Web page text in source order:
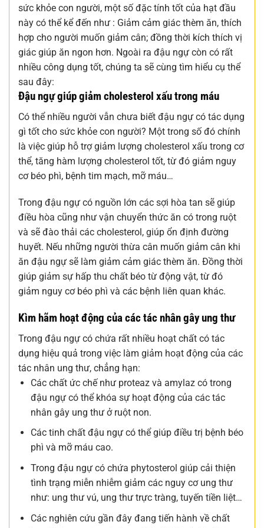
sức khỏe con người, một số đặc tính tốt của hạt đầu
này có thể kể đến như : Giảm cảm giác thèm ăn, thích
hợp cho người muốn giảm cân; đồng thời kích thích vị
giác giúp ăn ngon hơn. Ngoài ra đậu ngự còn có rất
nhiều công dụng tốt, chúng ta sẽ cùng tìm hiểu cụ thể
sau đây:
Đậu ngự giúp giảm cholesterol xấu trong máu
Có thể nhiều người vẫn chưa biết đậu ngự có tác dụng
gì tốt cho sức khỏe con người? Một trong số đó chính
là việc giúp hỗ trợ giảm lượng cholesterol xấu trong cơ
thể, tăng hàm lượng cholesterol tốt, từ đó giảm nguy
cơ béo phì, bệnh tim mạch, mỡ máu…
Trong đậu ngự có nguồn lớn các sợi hòa tan sẽ giúp
điều hòa cũng như vận chuyển thức ăn có trong ruột
và sẽ đào thải các cholesterol, giúp ổn định đường
huyết. Nếu những người thừa cân muốn giảm cân khi
ăn đậu ngự sẽ làm giảm cảm giác thèm ăn. Đồng thời
giúp giảm sự hấp thu chất béo từ động vật, từ đó
giảm nguy cơ béo phì và các bệnh liên quan khác.
Kìm hãm hoạt động của các tác nhân gây ung thư
Trong đậu ngự có chứa rất nhiều hoạt chất có tác
dụng hiệu quả trong việc làm giảm hoạt động của các
tác nhân ung thư, chẳng hạn:
Các chất ức chế như proteaz và amylaz có trong
đậu ngự có thể khóa sự hoạt động của các tác
nhân gây ung thư ở ruột non.
Các tinh chất đậu ngự có thể giúp điều trị bệnh béo
phì và mỡ máu cao.
Trong đậu ngự có chứa phytosterol giúp cải thiện
tình trạng miễn nhiễm giảm các nguy cơ ung thư
như: ung thư vú, ung thư trực tràng, tuyến tiền liệt…
Các nghiên cứu gần đây đang tiến hành về chất